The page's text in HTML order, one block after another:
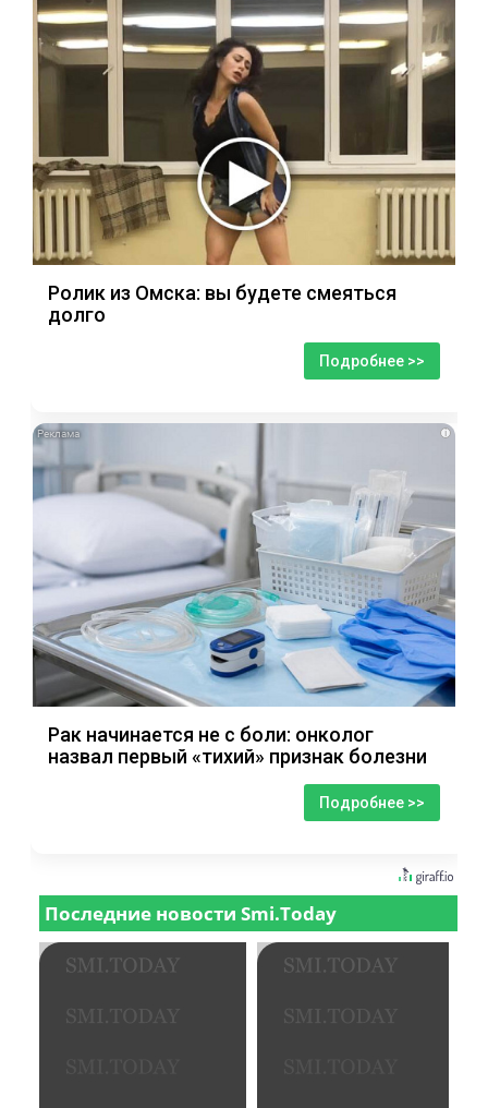
Ролик из Омска: вы будете смеяться
долго
Подробнее >>
i
Рак начинается не с боли: онколог
назвал первый «тихий» признак болезни
Подробнее >>